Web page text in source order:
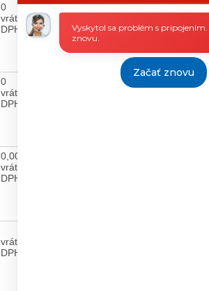
0
vrátane
DPH
Rámcová dohoda
č.
316/OAOTP/2017
16.6.2020
0
vrátane
DPH
Rámcová dohoda
0,00
vrátane
DPH
vrátane
DPH
Vyskytol sa problém s
znovu.
Začať znovu